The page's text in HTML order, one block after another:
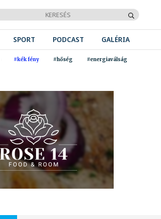
SPORT PODCAST GALÉRIA
#kék fény #hőség #energiaválság